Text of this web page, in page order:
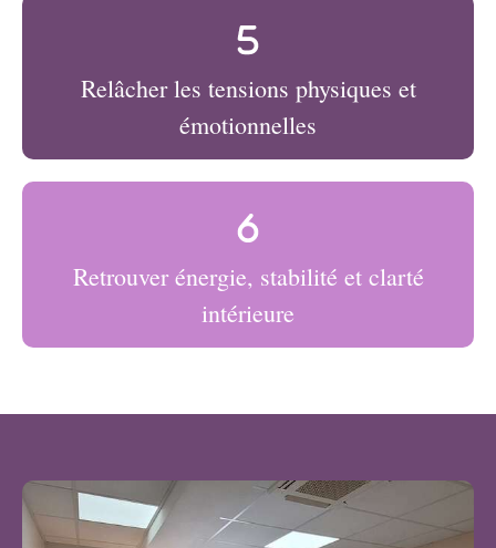
Relâcher les tensions physiques et
émotionnelles
Retrouver énergie, stabilité et clarté
intérieure